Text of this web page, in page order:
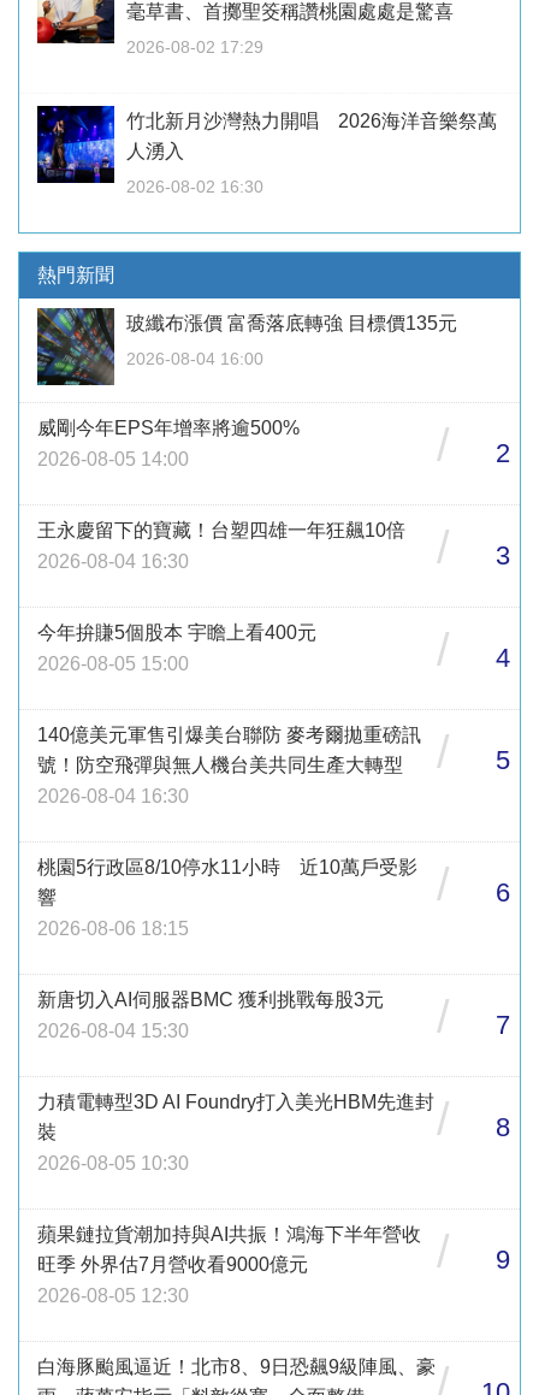
毫草書、首擲聖筊稱讚桃園處處是驚喜
2026-08-02 17:29
竹北新月沙灣熱力開唱 2026海洋音樂祭萬
人湧入
2026-08-02 16:30
熱門新聞
玻纖布漲價 富喬落底轉強 目標價135元
2026-08-04 16:00
威剛今年EPS年增率將逾500%
2026-08-05 14:00
/ 2
王永慶留下的寶藏！台塑四雄一年狂飆10倍
2026-08-04 16:30
/ 3
今年拚賺5個股本 宇瞻上看400元
2026-08-05 15:00
/ 4
140億美元軍售引爆美台聯防 麥考爾拋重磅訊
號！防空飛彈與無人機台美共同生產大轉型
2026-08-04 16:30
/ 5
桃園5行政區8/10停水11小時 近10萬戶受影
響
2026-08-06 18:15
/ 6
新唐切入AI伺服器BMC 獲利挑戰每股3元
2026-08-04 15:30
/ 7
力積電轉型3D AI Foundry打入美光HBM先進封
裝
2026-08-05 10:30
/ 8
蘋果鏈拉貨潮加持與AI共振！鴻海下半年營收
旺季 外界估7月營收看9000億元
2026-08-05 12:30
/ 9
白海豚颱風逼近！北市8、9日恐飆9級陣風、豪/